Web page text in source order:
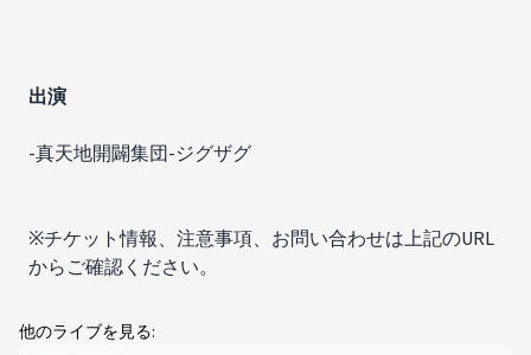
出演​
-真天地開闢集団-ジグザグ
※チケット情報、注意事項、お問い合わせは上記のURL
からご確認ください。
他のライブを見る: